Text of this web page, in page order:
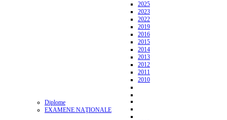
2025
2023
2022
2019
2016
2015
2014
2013
2012
2011
2010
Diplome
EXAMENE NAŢIONALE